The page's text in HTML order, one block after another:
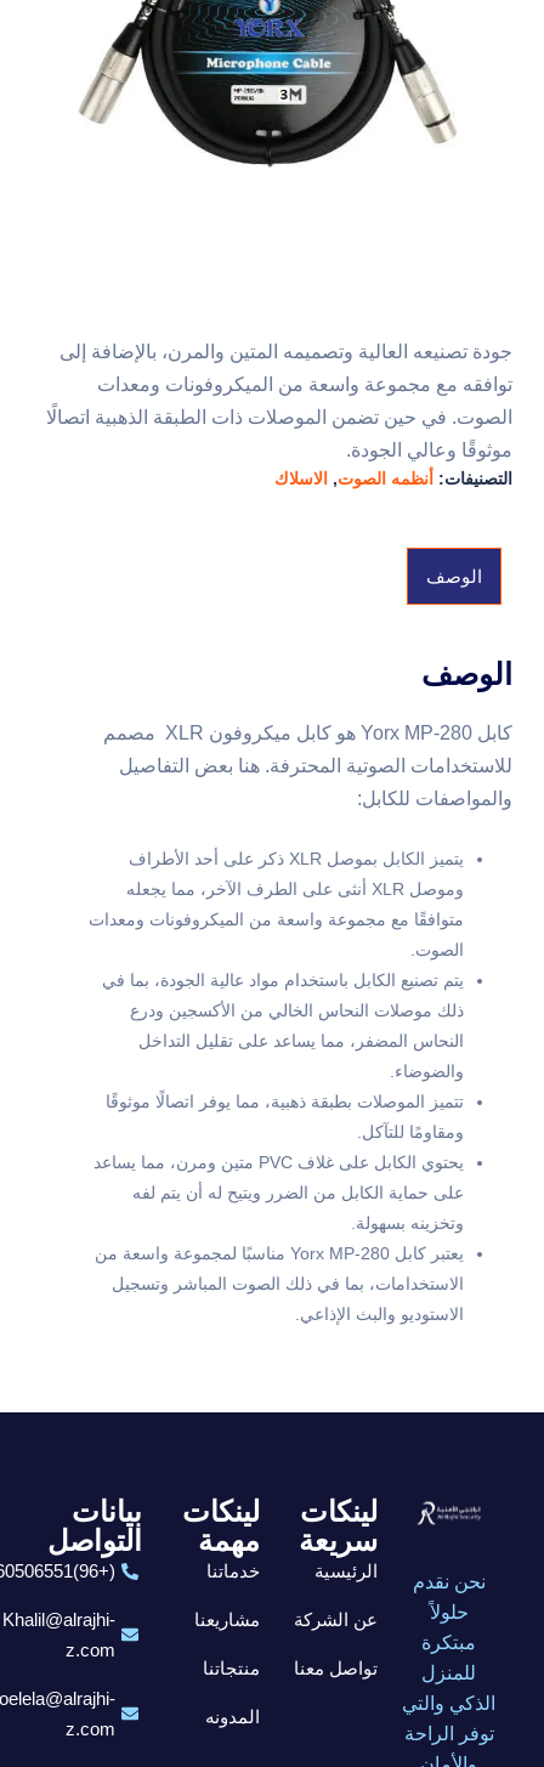
جودة تصنيعه العالية وتصميمه المتين والمرن، بالإضافة إلى
توافقه مع مجموعة واسعة من الميكروفونات ومعدات
الصوت. في حين تضمن الموصلات ذات الطبقة الذهبية اتصالًا
موثوقًا وعالي الجودة.
التصنيفات:أنظمه الصوت,الاسلاك
الوصف
الوصف
كابل Yorx MP-280 هو كابل ميكروفون XLR مصمم
للاستخدامات الصوتية المحترفة. هنا بعض التفاصيل
والمواصفات للكابل:
يتميز الكابل بموصل XLR ذكر على أحد الأطراف
وموصل XLR أنثى على الطرف الآخر، مما يجعله
متوافقًا مع مجموعة واسعة من الميكروفونات ومعدات
الصوت.
يتم تصنيع الكابل باستخدام مواد عالية الجودة، بما في
ذلك موصلات النحاس الخالي من الأكسجين ودرع
النحاس المضفر، مما يساعد على تقليل التداخل
والضوضاء.
تتميز الموصلات بطبقة ذهبية، مما يوفر اتصالًا موثوقًا
ومقاومًا للتآكل.
يحتوي الكابل على غلاف PVC متين ومرن، مما يساعد
على حماية الكابل من الضرر ويتيح له أن يتم لفه
وتخزينه بسهولة.
يعتبر كابل Yorx MP-280 مناسبًا لمجموعة واسعة من
الاستخدامات، بما في ذلك الصوت المباشر وتسجيل
الاستوديو والبث الإذاعي.
نحن نقدم
حلولاً
مبتكرة
للمنزل
الذكي والتي
توفر الراحة
لينكات
سريعة
الرئيسية
عن الشركة
تواصل معنا
لينكات
مهمة
خدماتنا
مشاريعنا
منتجاتنا
المدونه
بيانات
التواصل
(+96)6560506551
Khalil@alrajhi-
z.com
z.com